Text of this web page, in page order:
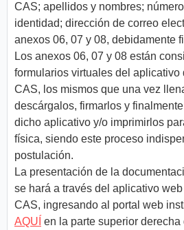
CAS; apellidos y nombres;
identidad; dirección de correo
anexos 06, 07 y 08, debidamente
Los anexos 06, 07 y 08 están
formularios virtuales del aplicativo
CAS, los mismos que una vez
descárgalos, firmarlos y
dicho aplicativo y/o imprimirlos
física, siendo este proceso
postulación.
La presentación de la
se hará a través del aplicativo
CAS, ingresando al portal web
AQUÍ en la parte superior